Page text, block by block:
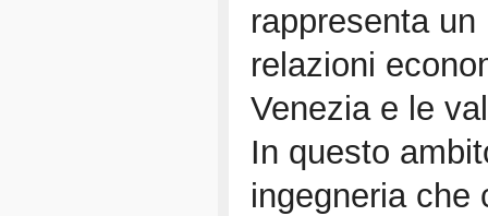
rappresenta
relazioni
Venezia e le
In questo
ingegneria che